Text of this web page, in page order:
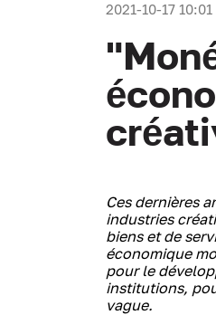
2021-10-17 10:01
Ces dernières
industries
biens et de
économique
pour le
institutions,
vague.